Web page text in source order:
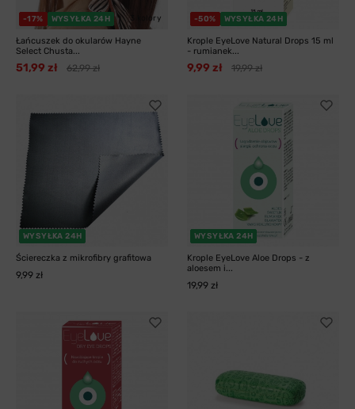
-17% WYSYŁKA 24H 3 kolory
Łańcuszek do okularów Hayne
Select Chusta...
51,99 zł 62,99 zł
-50% WYSYŁKA 24H
Krople EyeLove Natural Drops 15 ml
- rumianek...
9,99 zł 19,99 zł
WYSYŁKA 24H
Ściereczka z mikrofibry grafitowa
9,99 zł
WYSYŁKA 24H
Krople EyeLove Aloe Drops - z
aloesem i...
19,99 zł